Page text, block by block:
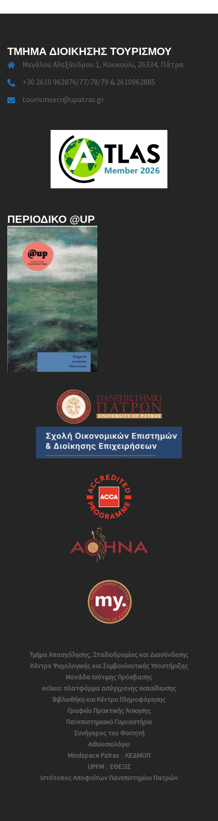
ΤΜΉΜΑ ΔΙΟΊΚΗΣΗΣ ΤΟΥΡΙΣΜΟΎ
Μεγάλου Αλεξάνδρου 1, Κουκούλι, 26334, Πάτρα
+30 2610 962876/77/78/79 & 2610962885
tourismsecr@upatras.gr
ΠΕΡΙΟΔΙΚΌ @UP
Τμήμα Απασχόλησης, Σταδιοδρομίας και Διασύνδεσης
Κέντρο Ψυχολογικής και Συμβουλευτικής Υποστήριξης
Μονάδα Ισότιμης Πρόσβασης
eclass: πλατφόρμα ασύγχρονης εκπαίδευσης
Βιβλιοθήκη και Κέντρο Πληροφόρησης
Γραφείο Πρακτικής Άσκησης
Πανεπιστημιακό Γυμναστήριο
Συνήγορος του Φοιτητή
Αιθουσιολόγιο
Mindspace Patras :: ΚΕΔΜΟΠ
UPFM:: ΕΘΕΞΙΣ
Ιστότοπος Αποφoίτων Πανεπιστημίου Πατρών